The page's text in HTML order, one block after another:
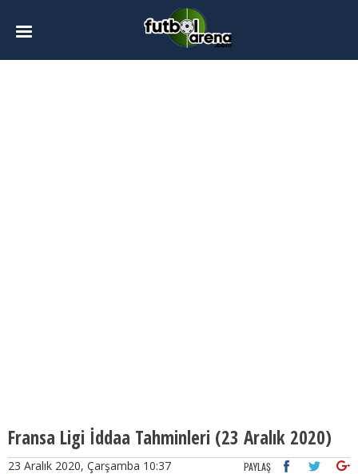
Fransa Ligi İddaa Tahminleri (23 Aralık 2020)
23 Aralık 2020, Çarşamba 10:37 PAYLAŞ